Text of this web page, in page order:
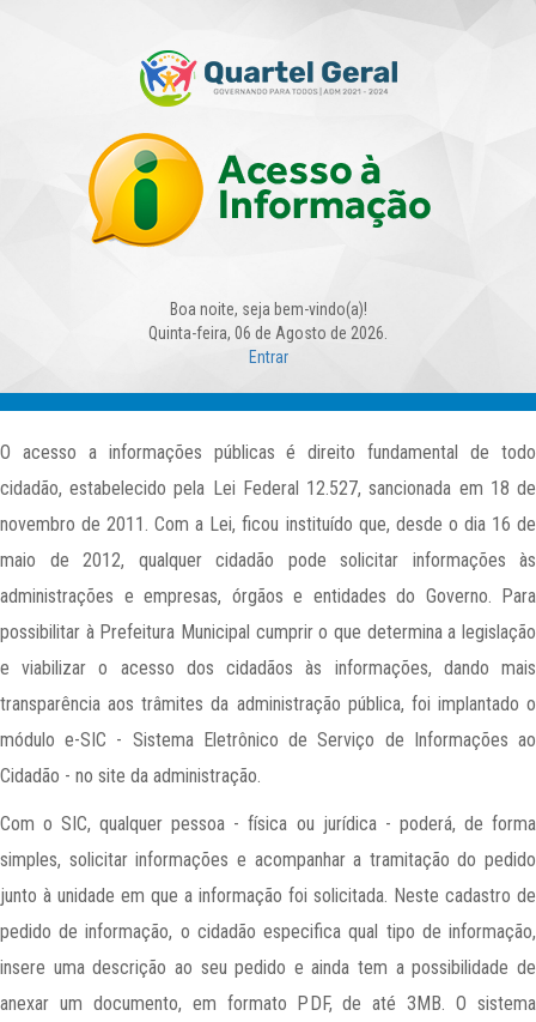
Boa noite, seja bem-vindo(a)!
Quinta-feira, 06 de Agosto de 2026.
Entrar
O acesso a informações públicas é direito fundamental de todo
cidadão, estabelecido pela Lei Federal 12.527, sancionada em 18 de
novembro de 2011. Com a Lei, ficou instituído que, desde o dia 16 de
maio de 2012, qualquer cidadão pode solicitar informações às
administrações e empresas, órgãos e entidades do Governo. Para
possibilitar à Prefeitura Municipal cumprir o que determina a legislação
e viabilizar o acesso dos cidadãos às informações, dando mais
transparência aos trâmites da administração pública, foi implantado o
módulo e-SIC - Sistema Eletrônico de Serviço de Informações ao
Cidadão - no site da administração.
Com o SIC, qualquer pessoa - física ou jurídica - poderá, de forma
simples, solicitar informações e acompanhar a tramitação do pedido
junto à unidade em que a informação foi solicitada. Neste cadastro de
pedido de informação, o cidadão especifica qual tipo de informação,
insere uma descrição ao seu pedido e ainda tem a possibilidade de
anexar um documento, em formato PDF, de até 3MB. O sistema